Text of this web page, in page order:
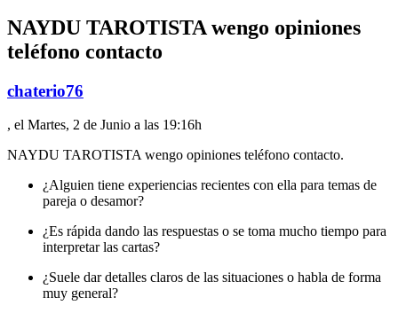
NAYDU TAROTISTA wengo opiniones
teléfono contacto
chaterio76
, el Martes, 2 de Junio a las 19:16h
NAYDU TAROTISTA wengo opiniones teléfono contacto.
¿Alguien tiene experiencias recientes con ella para temas de
pareja o desamor?
¿Es rápida dando las respuestas o se toma mucho tiempo para
interpretar las cartas?
¿Suele dar detalles claros de las situaciones o habla de forma
muy general?